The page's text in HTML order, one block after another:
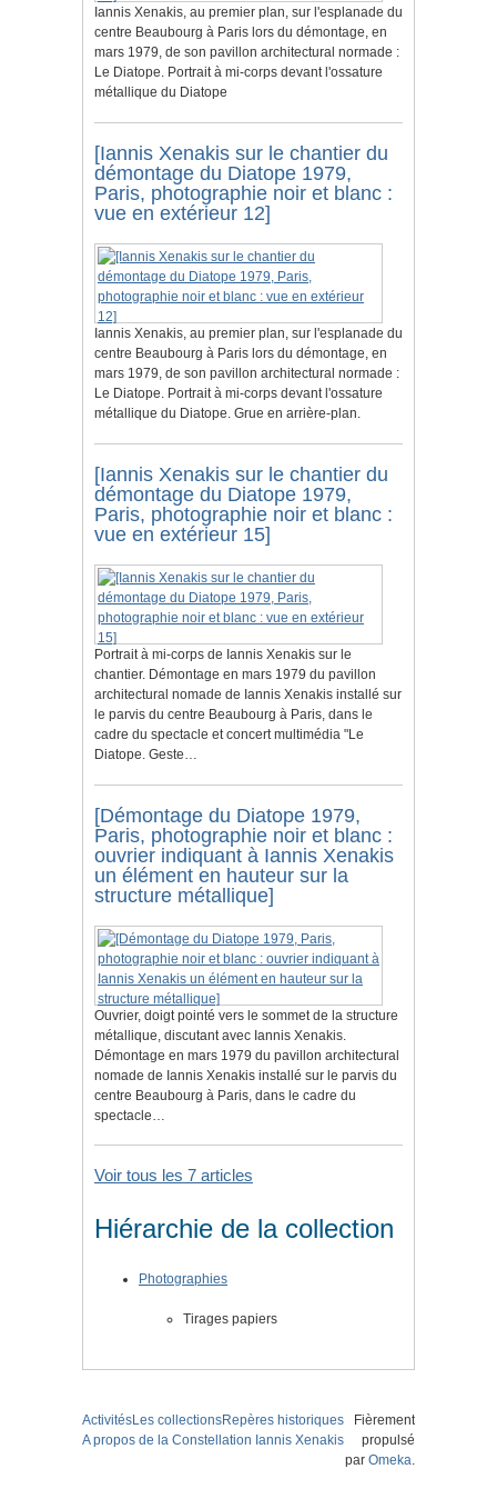
Iannis Xenakis, au premier plan, sur l'esplanade du
centre Beaubourg à Paris lors du démontage, en
mars 1979, de son pavillon architectural normade :
Le Diatope. Portrait à mi-corps devant l'ossature
métallique du Diatope
[Iannis Xenakis sur le chantier du
démontage du Diatope 1979,
Paris, photographie noir et blanc :
vue en extérieur 12]
Iannis Xenakis, au premier plan, sur l'esplanade du
centre Beaubourg à Paris lors du démontage, en
mars 1979, de son pavillon architectural normade :
Le Diatope. Portrait à mi-corps devant l'ossature
métallique du Diatope. Grue en arrière-plan.
[Iannis Xenakis sur le chantier du
démontage du Diatope 1979,
Paris, photographie noir et blanc :
vue en extérieur 15]
Portrait à mi-corps de Iannis Xenakis sur le
chantier. Démontage en mars 1979 du pavillon
architectural nomade de Iannis Xenakis installé sur
le parvis du centre Beaubourg à Paris, dans le
cadre du spectacle et concert multimédia "Le
Diatope. Geste…
[Démontage du Diatope 1979,
Paris, photographie noir et blanc :
ouvrier indiquant à Iannis Xenakis
un élément en hauteur sur la
structure métallique]
Ouvrier, doigt pointé vers le sommet de la structure
métallique, discutant avec Iannis Xenakis.
Démontage en mars 1979 du pavillon architectural
nomade de Iannis Xenakis installé sur le parvis du
centre Beaubourg à Paris, dans le cadre du
spectacle…
Voir tous les 7 articles
Hiérarchie de la collection
Photographies
Tirages papiers
ActivitésLes collectionsRepères historiques
A propos de la Constellation Iannis Xenakis
Fièrement
propulsé
par Omeka.